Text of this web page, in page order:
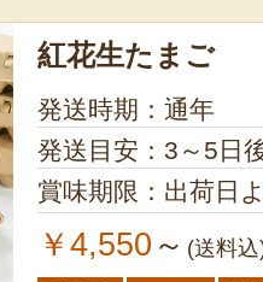
紅花生たまご
発送時期：通年
発送目安：3～5日
賞味期限：出荷日
￥4,550 ～ (送料